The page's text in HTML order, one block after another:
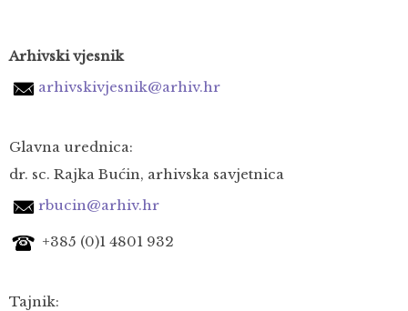
Arhivski vjesnik
arhivskivjesnik@arhiv.hr
Glavna urednica:
dr. sc. Rajka Bućin, arhivska savjetnica
rbucin@arhiv.hr
+385 (0)1 4801 932
Tajnik: